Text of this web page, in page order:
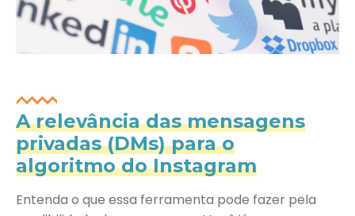
A relevância das mensagens
privadas (DMs) para o
algoritmo do Instagram
Entenda o que essa ferramenta pode fazer pela